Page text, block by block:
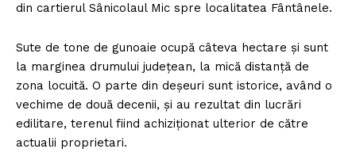
din cartierul Sânicolaul Mic spre localitatea Fântânele.
Sute de tone de gunoaie ocupă câteva hectare şi sunt
la marginea drumului judeţean, la mică distanţă de
zona locuită. O parte din deşeuri sunt istorice, având o
vechime de două decenii, şi au rezultat din lucrări
edilitare, terenul fiind achiziţionat ulterior de către
actualii proprietari.